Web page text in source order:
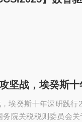
坚战，埃癸斯
埃癸斯十年深研践行
务院关税税则委员会